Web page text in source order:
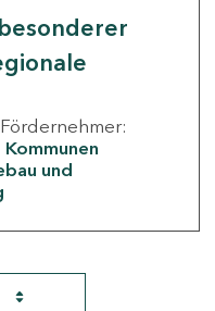
Fördernehmer:
Kommunen
und